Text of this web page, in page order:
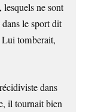
lesquels ne sont
dans le sport dit
Lui tomberait,
dans
il tournait bien